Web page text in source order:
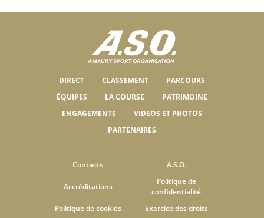
DIRECT CLASSEMENT
PARCOURS
ÉQUIPES
LA COURSE
PATRIMOINE
ENGAGEMENTS
VIDEOS ET PHOTOS
PARTENAIRES
Contacts A.S.O.
Accréditations
Politique de
confidentialité
Politique de cookies
Exercice des droits